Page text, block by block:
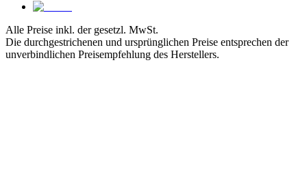
Alle Preise inkl. der gesetzl. MwSt.
Die durchgestrichenen und ursprünglichen Preise entsprechen der
unverbindlichen Preisempfehlung des Herstellers.